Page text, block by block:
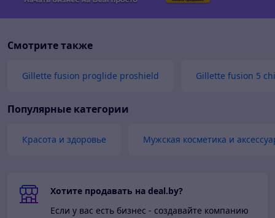
Смотрите также
Gillette fusion proglide proshield Gillette fusion 5
Популярные категории
Красота и здоровье Мужская косметика и
Хотите продавать на deal.by?
Если у вас есть бизнес - создавайте компанию